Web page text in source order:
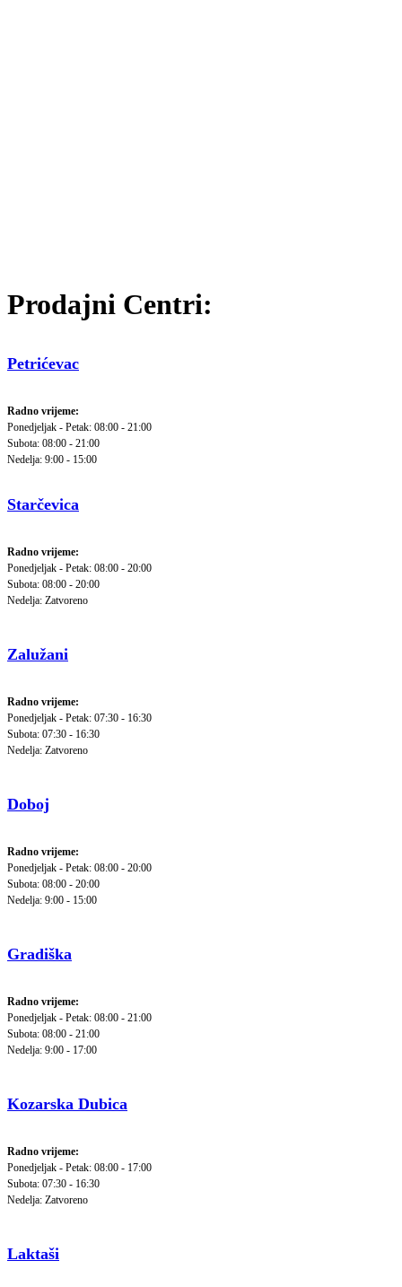
Prodajni Centri:
Petrićevac
Radno vrijeme:
Ponedjeljak - Petak: 08:00 - 21:00
Subota: 08:00 - 21:00
Nedelja: 9:00 - 15:00
Starčevica
Radno vrijeme:
Ponedjeljak - Petak: 08:00 - 20:00
Subota: 08:00 - 20:00
Nedelja: Zatvoreno
Zalužani
Radno vrijeme:
Ponedjeljak - Petak: 07:30 - 16:30
Subota: 07:30 - 16:30
Nedelja: Zatvoreno
Doboj
Radno vrijeme:
Ponedjeljak - Petak: 08:00 - 20:00
Subota: 08:00 - 20:00
Nedelja: 9:00 - 15:00
Gradiška
Radno vrijeme:
Ponedjeljak - Petak: 08:00 - 21:00
Subota: 08:00 - 21:00
Nedelja: 9:00 - 17:00
Kozarska Dubica
Radno vrijeme:
Ponedjeljak - Petak: 08:00 - 17:00
Subota: 07:30 - 16:30
Nedelja: Zatvoreno
Laktaši